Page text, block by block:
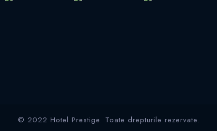
© 2022 Hotel Prestige. Toate drepturile rezervate.